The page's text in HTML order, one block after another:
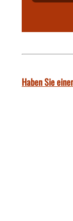
Haben Sie